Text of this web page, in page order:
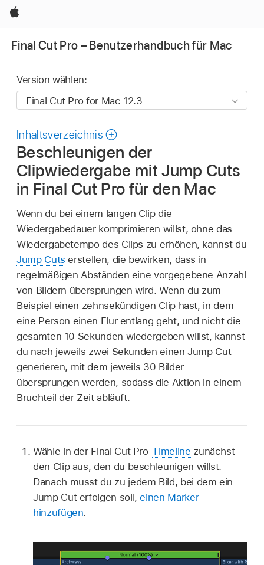
Apple
Final Cut Pro – Benutzerhandbuch für Mac
Version wählen:
Inhaltsverzeichnis
Beschleunigen der
Clipwiedergabe mit Jump Cuts
in Final Cut Pro für den Mac
Wenn du bei einem langen Clip die
Wiedergabedauer komprimieren willst, ohne das
Wiedergabetempo des Clips zu erhöhen, kannst du
Jump Cuts erstellen, die bewirken, dass in
regelmäßigen Abständen eine vorgegebene Anzahl
von Bildern übersprungen wird. Wenn du zum
Beispiel einen zehnsekündigen Clip hast, in dem
eine Person einen Flur entlang geht, und nicht die
gesamten 10 Sekunden wiedergeben willst, kannst
du nach jeweils zwei Sekunden einen Jump Cut
generieren, mit dem jeweils 30 Bilder
übersprungen werden, sodass die Aktion in einem
Bruchteil der Zeit abläuft.
Wähle in der Final Cut Pro-Timeline zunächst
den Clip aus, den du beschleunigen willst.
Danach musst du zu jedem Bild, bei dem ein
Jump Cut erfolgen soll,einen Marker
hinzufügen.